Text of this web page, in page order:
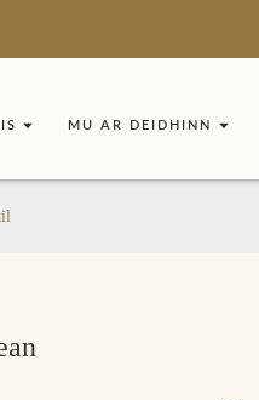
MU AR DEIDHINN